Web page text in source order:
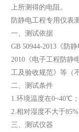
上所测得的电阻。
防静电工程专用仪表
一、测试依据
GB 50944-2013《防
2010《电子工程防静
工及验收规范》等（
二、测试条件
1.环境温度在0~40℃；
2.相对湿度不大于
三、测试仪器